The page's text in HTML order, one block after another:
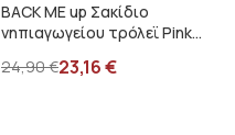
BACK ME up Σακίδιο
νηπιαγωγείου τρόλεϊ Pink
24,90€23,16€